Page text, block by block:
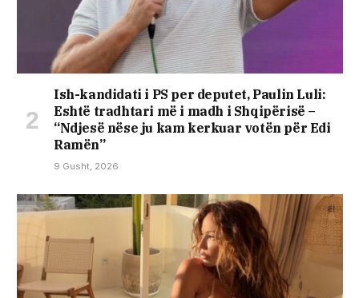
Ish-kandidati i PS per deputet, Paulin Luli:
Eshtë tradhtari më i madh i Shqipërisë –
“Ndjesë nëse ju kam kerkuar votën për Edi
Ramën”
9 Gusht, 2026